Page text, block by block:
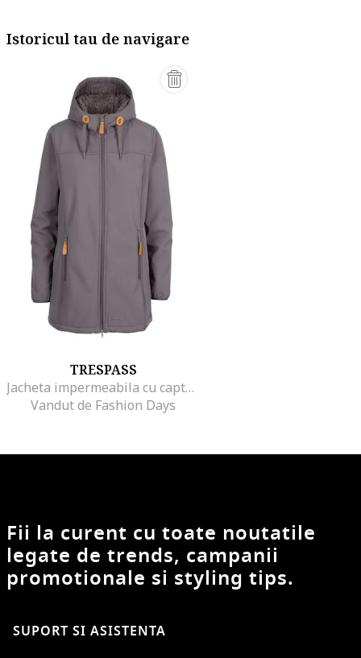
Istoricul tau de navigare
TRESPASS
Jacheta impermeabila cu captuseala din material teddy Kristen, Gri inchis
Vandut de Fashion Days
Fii la curent cu toate noutatile
legate de trends, campanii
promotionale si styling tips.
SUPORT SI ASISTENTA